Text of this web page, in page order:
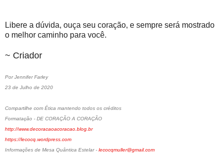
Libere a dúvida, ouça seu coração, e sempre será mostrado
o melhor caminho para você.
~ Criador
Por Jennifer Farley
23 de Julho de 2020
Compartilhe com Ética mantendo todos os créditos
Formatação - DE CORAÇÃO A CORAÇÃO
http://www.decoracaoacoracao.blog.br
https://lecocq.wordpress.com
Informações de Mesa Quântica Estelar - lecocqmuller@gmail.com